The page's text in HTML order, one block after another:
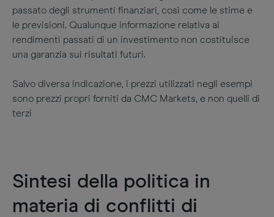
passato degli strumenti finanziari, così come le stime e
le previsioni. Qualunque informazione relativa ai
rendimenti passati di un investimento non costituisce
una garanzia sui risultati futuri.
Salvo diversa indicazione, i prezzi utilizzati negli esempi
sono prezzi propri forniti da CMC Markets, e non quelli di
terzi
Sintesi della politica in
materia di conflitti di